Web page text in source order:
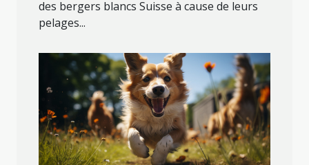
des bergers blancs Suisse à cause de leurs
pelages...